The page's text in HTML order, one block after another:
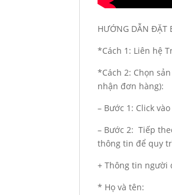
HƯỚNG DẪN ĐẶT
*Cách 1: Liên hệ
*Cách 2: Chọn
nhận đơn hàng):
– Bước 1: Click
– Bước 2: Tiếp
thông tin để quy
+ Thông tin người
* Họ và tên: